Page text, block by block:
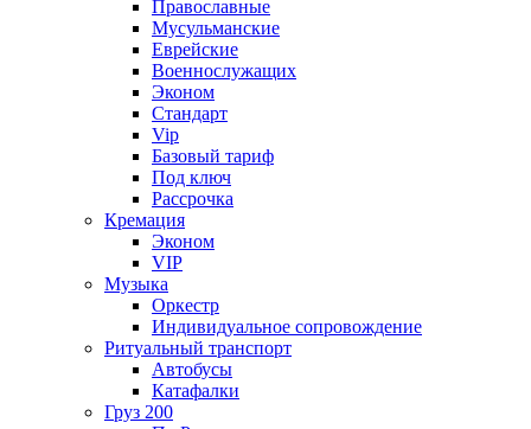
Православные
Мусульманские
Еврейские
Военнослужащих
Эконом
Стандарт
Vip
Базовый тариф
Под ключ
Рассрочка
Кремация
Эконом
VIP
Музыка
Оркестр
Индивидуальное сопровождение
Ритуальный транспорт
Автобусы
Катафалки
Груз 200